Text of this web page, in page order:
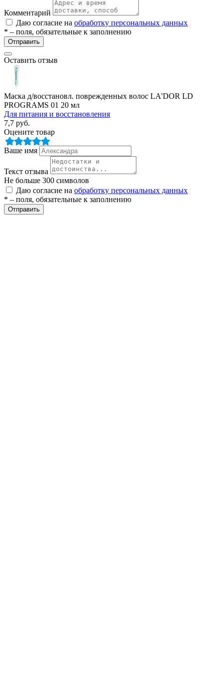
Комментарий
Даю согласие на обработку персональных данных
* – поля, обязательные к заполнению
Отправить
Оставить отзыв
Маска д/восстановл. поврежденных волос LA'DOR LD
PROGRAMS 01 20 мл
Для питания и восстановления
7,7 руб.
Оцените товар
Ваше имя
Текст отзыва
Не больше 300 символов
Даю согласие на обработку персональных данных
* – поля, обязательные к заполнению
Отправить